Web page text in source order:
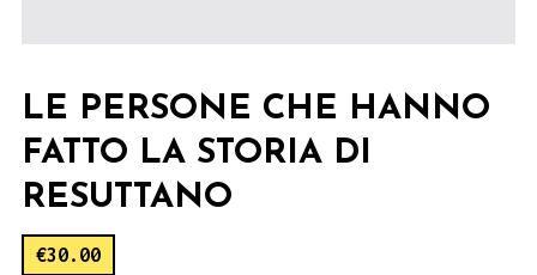
LE PERSONE CHE HANNO
FATTO LA STORIA DI
RESUTTANO
€30.00